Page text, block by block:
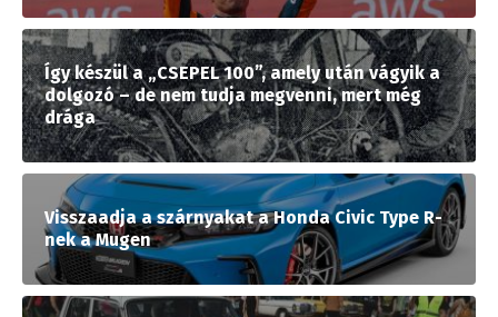
Így készül a „CSEPEL 100”, amely után vágyik a
dolgozó – de nem tudja megvenni, mert még
drága
Visszaadja a szárnyakat a Honda Civic Type R-
nek a Mugen